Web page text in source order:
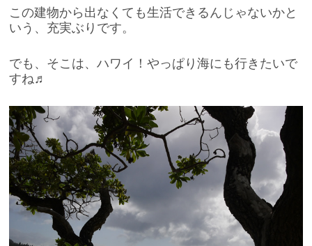
この建物から出なくても生活できるんじゃないかと
いう、充実ぶりです。
でも、そこは、ハワイ！やっぱり海にも行きたいで
すね♬